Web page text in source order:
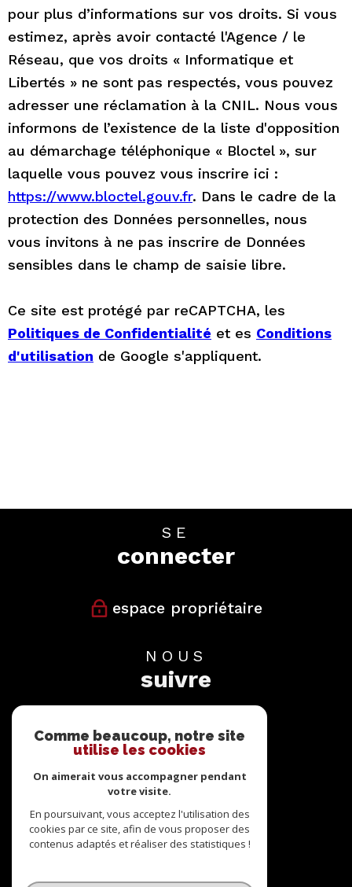
pour plus d’informations sur vos droits. Si vous
estimez, après avoir contacté l'Agence / le
Réseau, que vos droits « Informatique et
Libertés » ne sont pas respectés, vous pouvez
adresser une réclamation à la CNIL. Nous vous
informons de l’existence de la liste d'opposition
au démarchage téléphonique « Bloctel », sur
laquelle vous pouvez vous inscrire ici :
https://www.bloctel.gouv.fr. Dans le cadre de la
protection des Données personnelles, nous
vous invitons à ne pas inscrire de Données
sensibles dans le champ de saisie libre.
Ce site est protégé par reCAPTCHA, les
Politiques de Confidentialité et es Conditions
d'utilisation de Google s'appliquent.
SE
connecter
espace propriétaire
NOUS
suivre
NOUS
adhérons
Comme beaucoup, notre site
utilise les cookies
On aimerait vous accompagner pendant
votre visite.
En poursuivant, vous acceptez l'utilisation des
cookies par ce site, afin de vous proposer des
contenus adaptés et réaliser des statistiques !